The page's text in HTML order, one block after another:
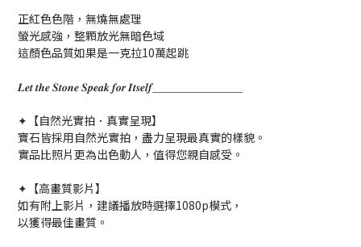
正紅色色階，無燒無處理
螢光感強，整顆放光無暗色域
這顏色品質如果是一克拉10萬起跳
𝑳𝒆𝒕 𝒕𝒉𝒆 𝑺𝒕𝒐𝒏𝒆 𝑺𝒑𝒆𝒂𝒌 𝒇𝒐𝒓 𝑰𝒕𝒔𝒆𝒍𝒇＿＿＿＿＿＿＿＿
✦【自然光實拍．真實呈現】
寶石皆採用自然光實拍，盡力呈現最真實的樣貌。
實品比照片更為出色動人，值得您親自感受。
✦【高畫質影片】
如有附上影片，建議播放時選擇1080p模式，
以獲得最佳畫質。